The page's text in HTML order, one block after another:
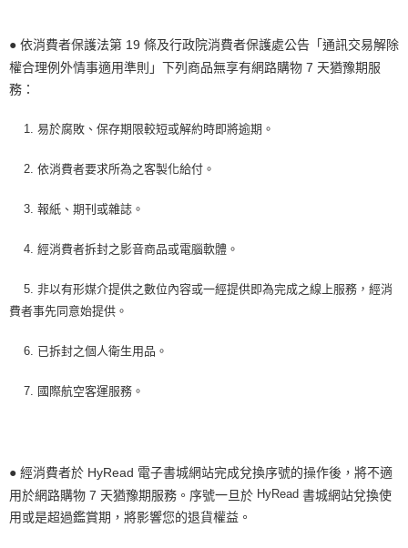
● 依消費者保護法第 19 條及行政院消費者保護處公告「通訊交易解除
權合理例外情事適用準則」下列商品無享有網路購物 7 天猶豫期服
務：
1. 易於腐敗、保存期限較短或解約時即將逾期。
2. 依消費者要求所為之客製化給付。
3. 報紙、期刊或雜誌。
4. 經消費者拆封之影音商品或電腦軟體。
5. 非以有形媒介提供之數位內容或一經提供即為完成之線上服務，經消
費者事先同意始提供。
6. 已拆封之個人衛生用品。
7. 國際航空客運服務。
● 經消費者於 HyRead 電子書城網站完成兌換序號的操作後，將不適
用於網路購物 7 天猶豫期服務。序號一旦於 HyRead 書城網站兌換使
用或是超過鑑賞期，將影響您的退貨權益。